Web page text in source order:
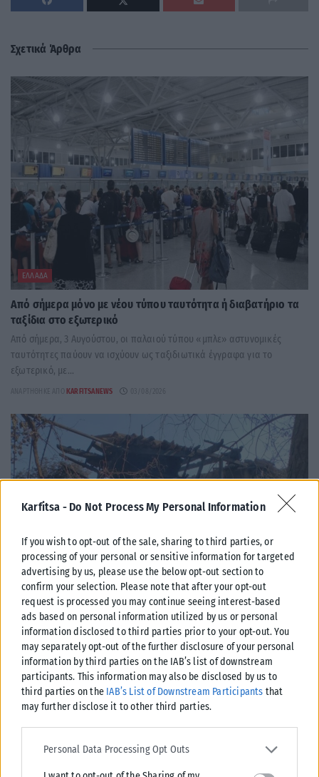
Karfitsa - Do Not Process My Personal Information
If you wish to opt-out of the sale, sharing to third parties, or
processing of your personal or sensitive information for targeted
advertising by us, please use the below opt-out section to
confirm your selection. Please note that after your opt-out
request is processed you may continue seeing interest-based
ads based on personal information utilized by us or personal
information disclosed to third parties prior to your opt-out. You
may separately opt-out of the further disclosure of your personal
information by third parties on the IAB’s list of downstream
participants. This information may also be disclosed by us to
third parties on the IAB’s List of Downstream Participants that
may further disclose it to other third parties.
Please note that this website/app uses one or more Google
services and may gather and store information including but not
Personal Data Processing Opt Outs
Σχετικά Άρθρα
ΕΛΛΆΔΑ
Από σήμερα μόνο με νέου τύπου ταυτότητα ή διαβατήριο τα
ταξίδια στο εξωτερικό
Από σήμερα, 3 Αυγούστου, οι παλαιού τύπου «μπλε» αστυνομικές
ταυτότητες παύουν να ισχύουν ως ταξιδιωτικά έγγραφα για το
εξωτερικό, με...
ΑΝΑΡΤΉΘΗΚΕ ΑΠΌ KARFITSANEWS
ΕΛΛΆΔΑ
Υπουργείο Κλιματικής Κρίσης: Ενέργειες για την κρατική
αρωγή προς τους πυρόπληκτους
Σε εξέλιξη βρίσκονται οι διαδικασίες κρατικής αρωγής για τις περιοχές
που επλήγησαν από τις πρόσφατες πυρκαγιές, με τις αρμόδιες αρχές...
ΑΝΑΡΤΉΘΗΚΕ ΑΠΌ